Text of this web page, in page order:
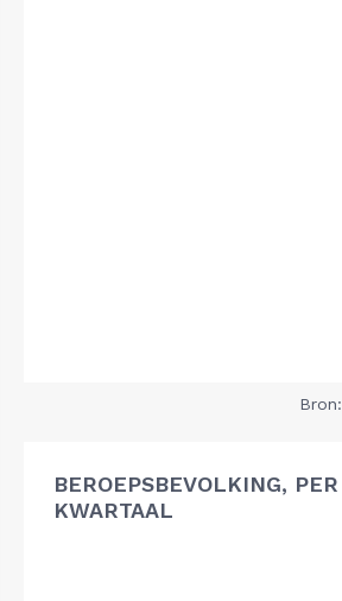
Bron:
BEROEPSBEVOLKING, PER
KWARTAAL